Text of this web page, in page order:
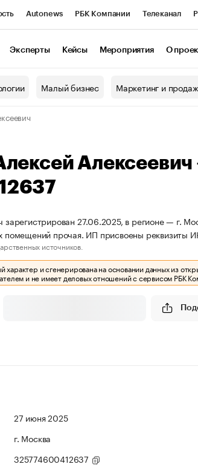
Autonews РБК Компании Телеканал
Эксперты Кейсы Мероприятия О
Малый бизнес Маркетинг и
27.06.2025, в регионе — г.
помещений прочая. ИП присвоены
источников.
и сгенерирована на основании данных из
и не имеет деловых отношений с сервисом РБК
27 июня 2025
г. Москва
325774600412637